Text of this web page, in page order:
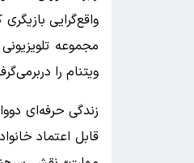
مجموعه
ویتنام را
قابل اعتماد